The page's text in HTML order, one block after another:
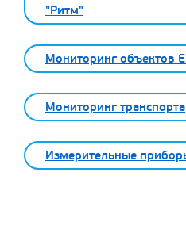
"Ритм"
Мониторинг объектов
Мониторинг транспорта
Измерительные